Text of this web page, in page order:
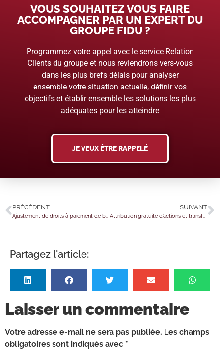
VOUS SOUHAITEZ VOUS FAIRE
ACCOMPAGNER PAR UN EXPERT DU
GROUPE FIDU ?
Programmez votre appel avec le service Relation
Clients du groupe et nous reviendrons vers-vous
dans les plus brefs délais pour analyser
ensemble votre situation actuelle, définir vos
objectifs et établir ensemble les solutions les plus
adéquates pour les atteindre
JE VEUX ÊTRE RAPPELÉ
PRÉCÉDENT SUIVANT
Attribution gratuite d’actions et transfert légal de contrat : perte de chance ?
Partagez l'article:
Laisser un commentaire
Votre adresse e-mail ne sera pas publiée. Les champs
obligatoires sont indiqués avec *